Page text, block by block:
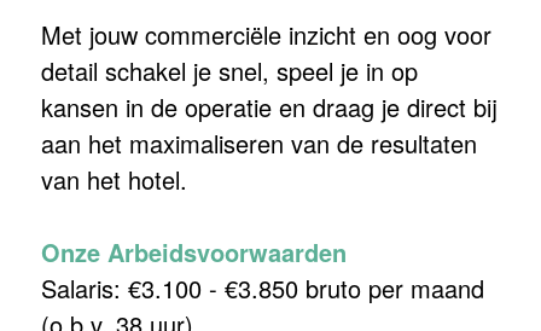
Met jouw commerciële inzicht en oog voor
detail schakel je snel, speel je in op
kansen in de operatie en draag je direct bij
aan het maximaliseren van de resultaten
van het hotel.
Onze Arbeidsvoorwaarden
Salaris: €3.100 - €3.850 bruto per maand